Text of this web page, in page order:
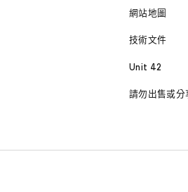
網站地圖
技術文件
Unit 42
請勿出售或分